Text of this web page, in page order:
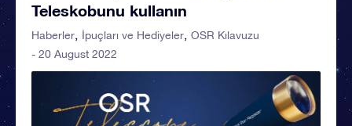
Teleskobunu kullanın
Haberler İpuçları ve Hediyeler OSR Kılavuzu
- 20 August 2022